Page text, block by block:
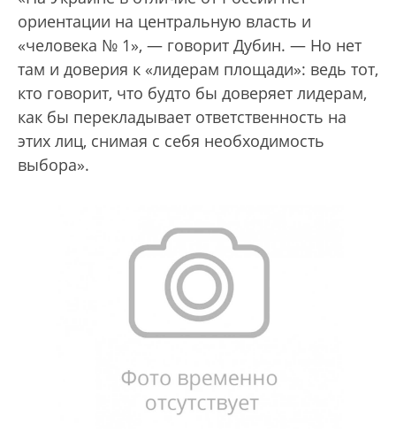
ориентации на центральную власть и
«человека № 1», — говорит Дубин. — Но нет
там и доверия к «лидерам площади»: ведь тот,
кто говорит, что будто бы доверяет лидерам,
как бы перекладывает ответственность на
этих лиц, снимая с себя необходимость
выбора».